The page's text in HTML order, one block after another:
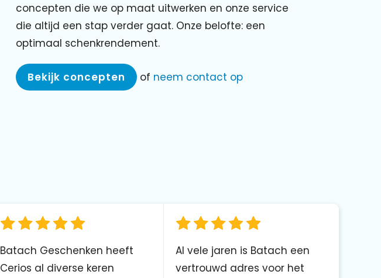
concepten die we op maat uitwerken en onze service
die altijd een stap verder gaat. Onze belofte: een
optimaal schenkrendement.
Bekijk concepten of neem contact op
Batach Geschenken heeft
Cerios al diverse keren
Al vele jaren is Batach een
vertrouwd adres voor het